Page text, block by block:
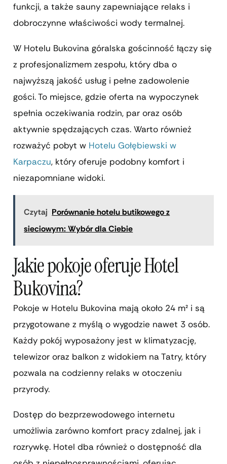
funkcji, a także sauny zapewniające relaks i
dobroczynne właściwości wody termalnej.
W Hotelu Bukovina góralska gościnność łączy się
z profesjonalizmem zespołu, który dba o
najwyższą jakość usług i pełne zadowolenie
gości. To miejsce, gdzie oferta na wypoczynek
spełnia oczekiwania rodzin, par oraz osób
aktywnie spędzających czas. Warto również
rozważyć pobyt w Hotelu Gołębiewski w
Karpaczu, który oferuje podobny komfort i
niezapomniane widoki.
Czytaj Porównanie hotelu butikowego z
sieciowym: Wybór dla Ciebie
Jakie pokoje oferuje Hotel
Bukovina?
Pokoje w Hotelu Bukovina mają około 24 m² i są
przygotowane z myślą o wygodzie nawet 3 osób.
Każdy pokój wyposażony jest w klimatyzację,
telewizor oraz balkon z widokiem na Tatry, który
pozwala na codzienny relaks w otoczeniu
przyrody.
Dostęp do bezprzewodowego internetu
umożliwia zarówno komfort pracy zdalnej, jak i
rozrywkę. Hotel dba również o dostępność dla